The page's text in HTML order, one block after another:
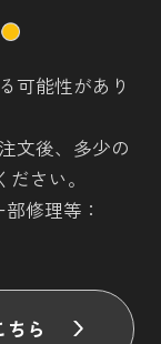
可能性があり
文後、多少の
さい。
修理等：
ら